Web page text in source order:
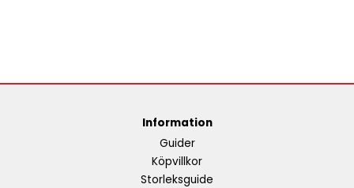
Information
Guider
Köpvillkor
Storleksguide